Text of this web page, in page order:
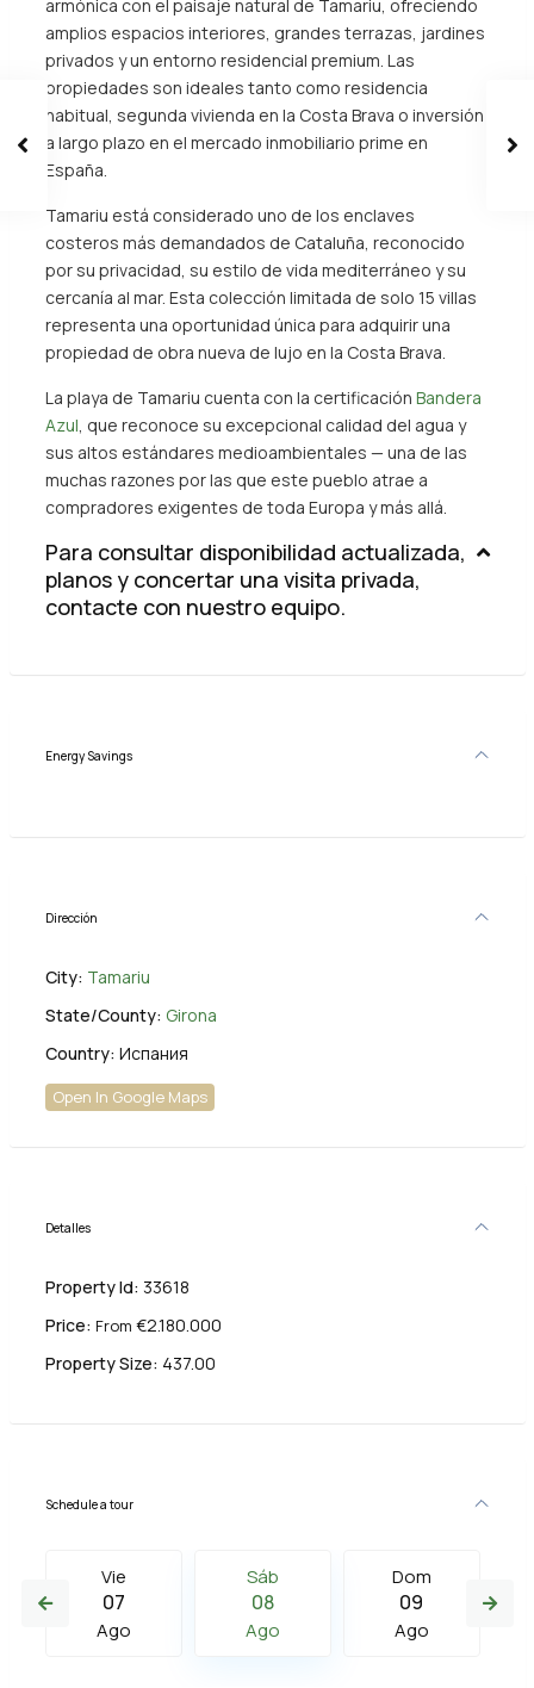
armónica con el paisaje natural de Tamariu, ofreciendo
amplios espacios interiores, grandes terrazas, jardines
privados y un entorno residencial premium. Las
propiedades son ideales tanto como residencia
habitual, segunda vivienda en la Costa Brava o inversión
a largo plazo en el mercado inmobiliario prime en
España.
Tamariu está considerado uno de los enclaves
costeros más demandados de Cataluña, reconocido
por su privacidad, su estilo de vida mediterráneo y su
cercanía al mar. Esta colección limitada de solo 15 villas
representa una oportunidad única para adquirir una
propiedad de obra nueva de lujo en la Costa Brava.
La playa de Tamariu cuenta con la certificación Bandera
Azul , que reconoce su excepcional calidad del agua y
sus altos estándares medioambientales — una de las
muchas razones por las que este pueblo atrae a
compradores exigentes de toda Europa y más allá.
Para consultar disponibilidad actualizada,
planos y concertar una visita privada,
contacte con nuestro equipo.
Energy Savings
Dirección
City: Tamariu
State/County: Girona
Country: Испания
Open In Google Maps
Detalles
Property Id: 33618
Price: From €2.180.000
Property Size: 437.00
Schedule a tour
Vie
07
Ago
Sáb
08
Ago
Dom
09
Ago